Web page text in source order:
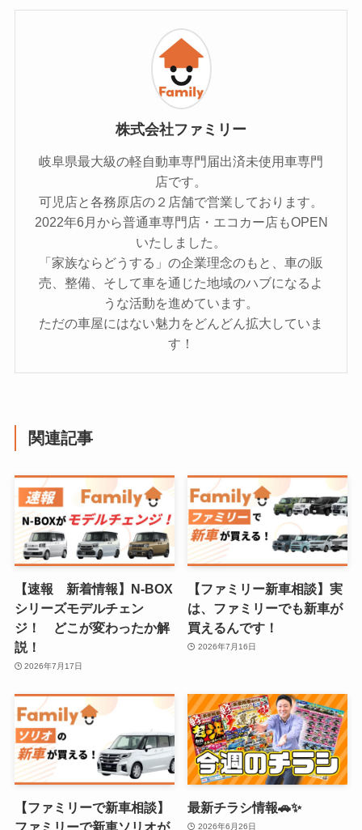
株式会社ファミリー
岐阜県最大級の軽自動車専門届出済未使用車専門
店です。
可児店と各務原店の２店舗で営業しております。
2022年6月から普通車専門店・エコカー店もOPEN
いたしました。
「家族ならどうする」の企業理念のもと、車の販
売、整備、そして車を通じた地域のハブになるよ
うな活動を進めています。
ただの車屋にはない魅力をどんどん拡大していま
す！
関連記事
【速報 新着情報】N-BOX
シリーズモデルチェン
ジ！ どこが変わったか解
説！
2026年7月17日
【ファミリー新車相談】実
は、ファミリーでも新車が
買えるんです！
2026年7月16日
【ファミリーで新車相談】
ファミリーで新車ソリオが
最新チラシ情報🚗✨
2026年6月26日